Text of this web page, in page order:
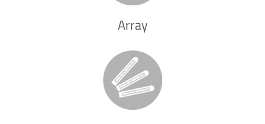
Array